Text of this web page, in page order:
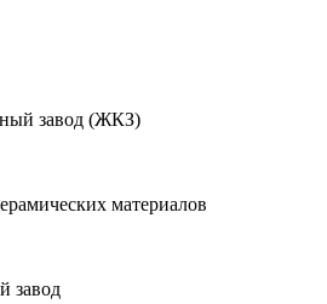
завод (ЖКЗ)
материалов
завод